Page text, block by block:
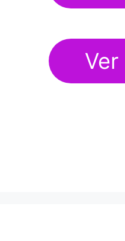
Ver